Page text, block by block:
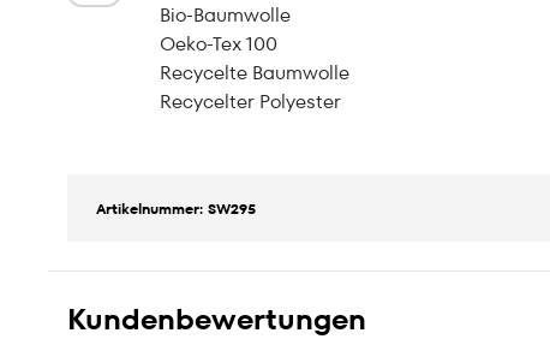
Bio-Baumwolle
Oeko-Tex 100
Recycelte Baumwolle
Recycelter Polyester
Artikelnummer: SW295
Kundenbewertungen